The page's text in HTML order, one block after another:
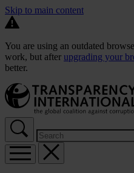
Skip to main content
You are using an outdated
work, but after upgrading your
better.